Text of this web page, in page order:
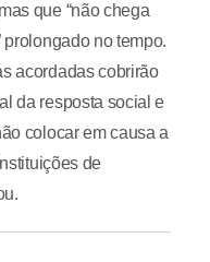
que “não chega
prolongado no tempo.
acordadas cobrirão
da resposta social e
colocar em causa a
de